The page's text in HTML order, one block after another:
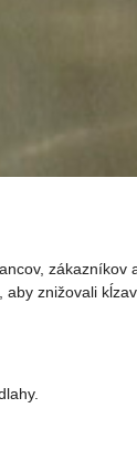
zákazníkov
znižovali